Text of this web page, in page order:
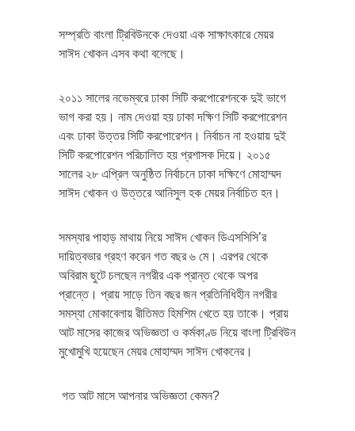
সম্প্রতি বাংলা ট্রিবিউনকে দেওয়া এক সাক্ষাৎকারে মেয়র
সাঈদ খোকন এসব কথা বলেছে।
২০১১ সালের নভেম্বরে ঢাকা সিটি করপোরেশনকে দুই ভাগে
ভাগ করা হয়। নাম দেওয়া হয় ঢাকা দক্ষিণ সিটি করপোরেশন
এবং ঢাকা উত্তর সিটি করপোরেশন। নির্বাচন না হওয়ায় দুই
সিটি করপোরেশন পরিচালিত হয় প্রশাসক দিয়ে। ২০১৫
সালের ২৮ এপ্রিল অনুষ্ঠিত নির্বাচনে ঢাকা দক্ষিণে মোহাম্মদ
সাঈদ খোকন ও উত্তরে আনিসুল হক মেয়র নির্বাচিত হন।
সমস্যার পাহাড় মাথায় নিয়ে সাঈদ খোকন ডিএসসিসি’র
দায়িত্বভার গ্রহণ করেন গত বছর ৬ মে। এরপর থেকে
অবিরাম ছুটে চলছেন নগরীর এক প্রান্ত থেকে অপর
প্রান্তে। প্রায় সাড়ে তিন বছর জন প্রতিনিধিহীন নগরীর
সমস্যা মোকাবেলায় রীতিমত হিমশিম খেতে হয় তাকে। প্রায়
আট মাসের কাজের অভিজ্ঞতা ও কর্মকাণ্ড নিয়ে বাংলা ট্রিবিউন
মুখোমুখি হয়েছেন মেয়র মোহাম্মদ সাঈদ খোকনের।
গত আট মাসে আপনার অভিজ্ঞতা কেমন?